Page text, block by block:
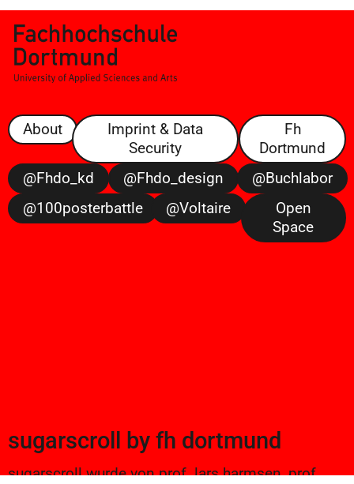
About
Imprint & Data
Security
Fh
Dortmund
@fhdo_kd
@fhdo_design
@buchlabor
@100posterbattle
@voltaire
Open
Space
sugarscroll by fh dortmund
sugarscroll wurde von prof. lars harmsen, prof.